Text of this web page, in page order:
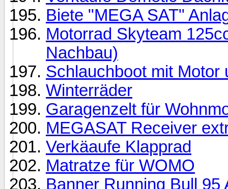
Biete "MEGA SAT"
Motorrad Skyteam
Nachbau)
Schlauchboot mit Motor
Winterräder
Garagenzelt für
MEGASAT Receiver
Verkäaufe Klapprad
Matratze für WOMO
Banner Running Bull 95